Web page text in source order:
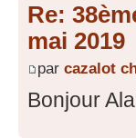
Re:
mai 2019
par cazalot
Bonjour